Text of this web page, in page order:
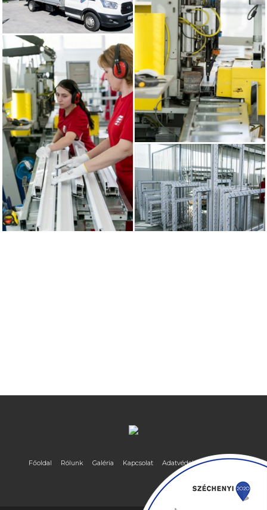
Főoldal Rólunk Galéria Kapcsolat Adatvédelmi nyilatkozat